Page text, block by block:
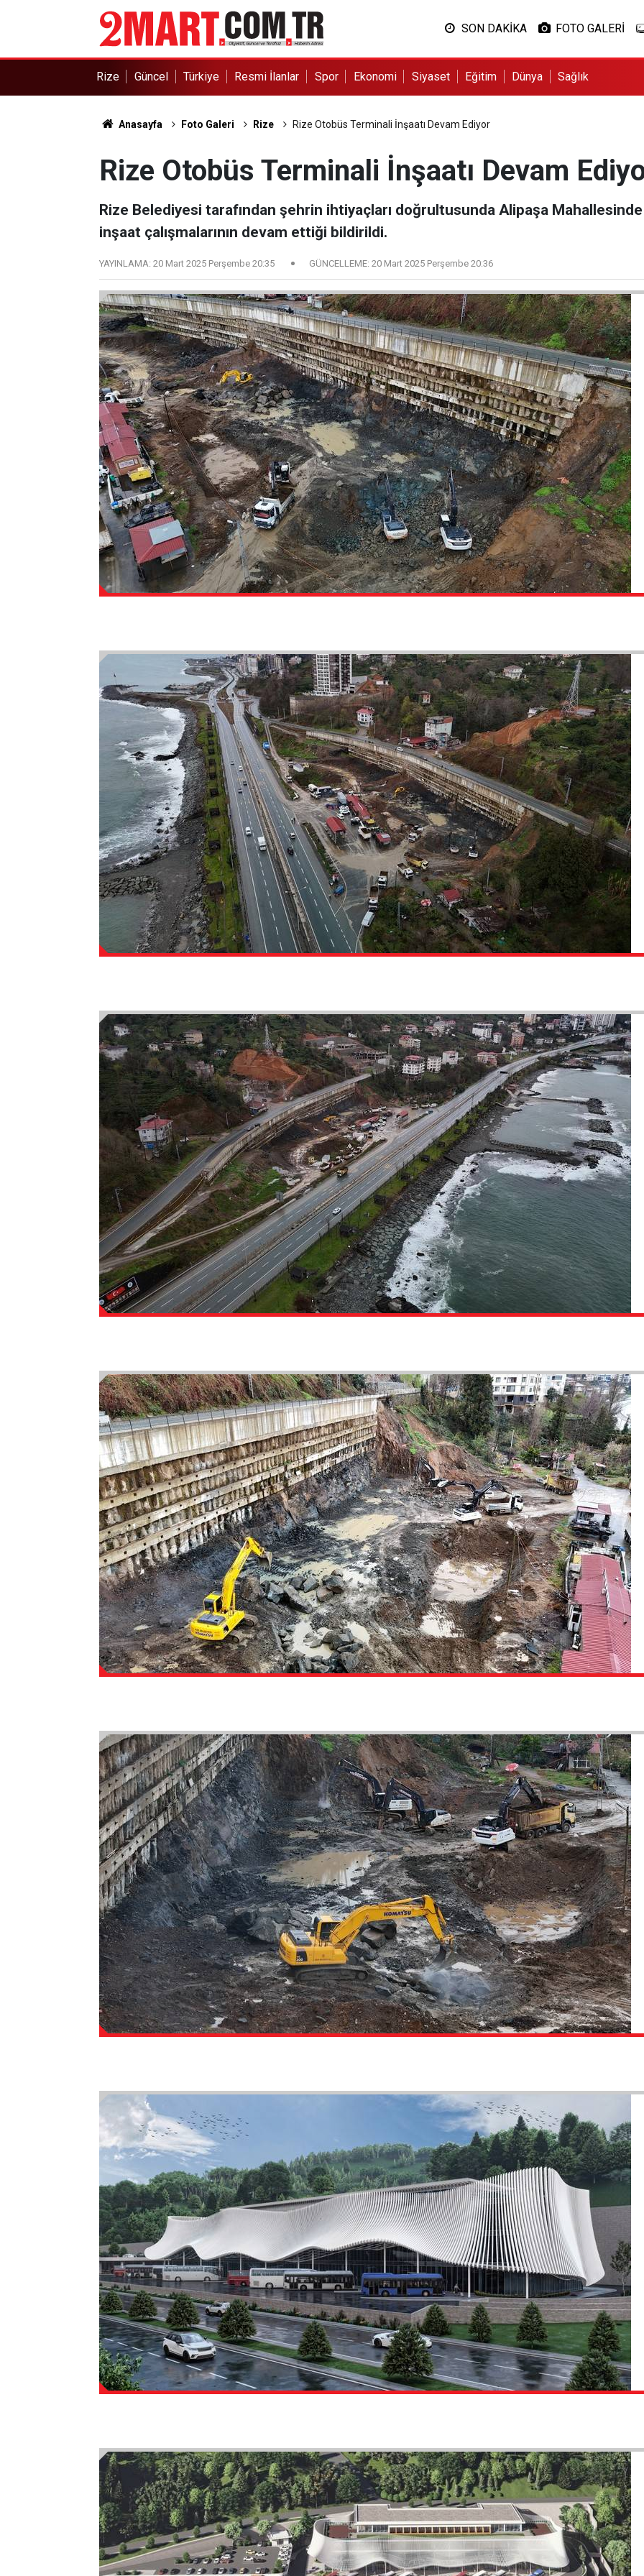
SON DAKİKA FOTO GALERİ
Rize Güncel Türkiye Resmi İlanlar Spor Ekonomi Siyaset Eğitim Dünya Sağlık
Anasayfa Foto Galeri Rize Rize Otobüs Terminali İnşaatı Devam Ediyor
Rize Otobüs Terminali İnşaatı Devam
Rize Belediyesi tarafından şehrin ihtiyaçları doğrultusunda Alipaşa
inşaat çalışmalarının devam ettiği bildirildi.
YAYINLAMA: 20 Mart 2025 Perşembe 20:35 GÜNCELLEME: 20 Mart 2025 Perşembe 20:36